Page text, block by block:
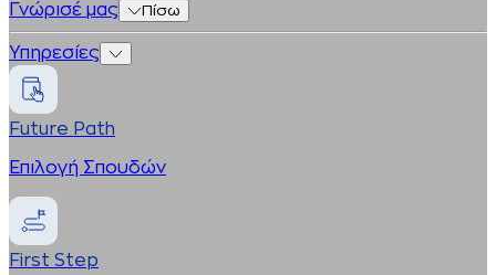
Γνώρισέ μας Πίσω
Υπηρεσίες
Future Path
Επιλογή Σπουδών
First Step